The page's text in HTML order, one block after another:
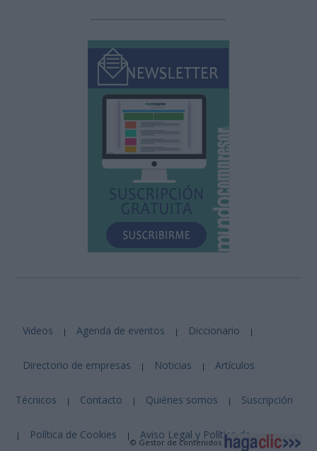
Videos | Agenda de eventos | Diccionario |
Directorio de empresas | Noticias | Artículos
Técnicos | Contacto | Quiénes somos | Suscripción
| Política de Cookies | Aviso Legal y Política de
© Gestor de contenidos